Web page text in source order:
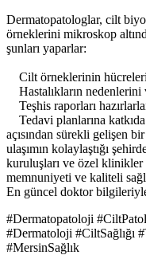
Dermatopatologlar, cilt
örneklerini mikroskop
şunları yaparlar:
Cilt örneklerinin
Hastalıkların
Teşhis raporları
Tedavi planlarına
açısından sürekli gelişen
ulaşımın kolaylaştığı
kuruluşları ve özel
memnuniyeti ve kaliteli
En güncel doktor
#Dermatopatoloji
#Dermatoloji #CiltSağlığı
#MersinSağlık